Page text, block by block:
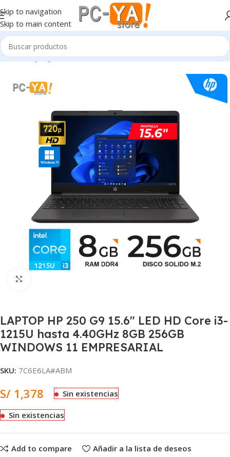
Skip to navigation
Skip to main content
Inicio Laptop’s
LAPTOP HP 250 G9 15.6″ LED HD Core i3-
1215U hasta 4.40GHz 8GB 256GB
WINDOWS 11 EMPRESARIAL
SKU: 7C6E6LA#ABM
S/ 1,378 Sin existencias
Sin existencias
Add to compare Añadir a la lista de deseos